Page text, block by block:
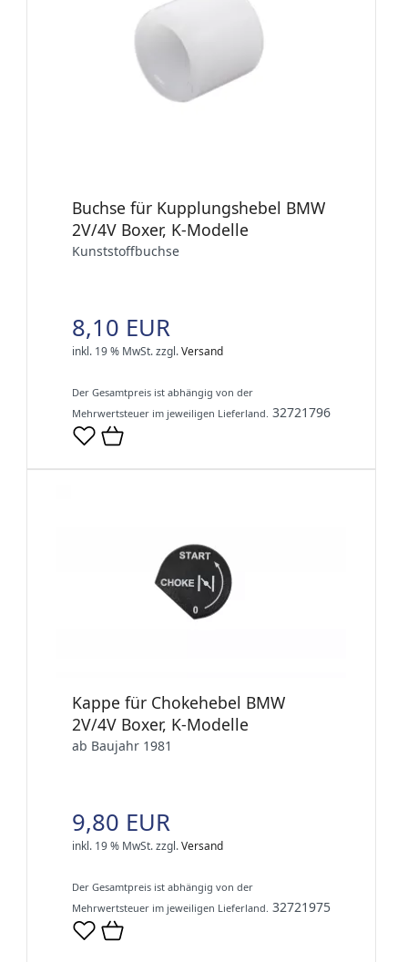
Buchse für Kupplungshebel BMW
2V/4V Boxer, K-Modelle
Kunststoffbuchse
8,10 EUR
inkl. 19 % MwSt.zzgl.Versand
Der Gesamtpreis ist abhängig von der
Mehrwertsteuer im jeweiligen Lieferland. 32721796
Kappe für Chokehebel BMW
2V/4V Boxer, K-Modelle
ab Baujahr 1981
9,80 EUR
inkl. 19 % MwSt.zzgl.Versand
Der Gesamtpreis ist abhängig von der
Mehrwertsteuer im jeweiligen Lieferland. 32721975